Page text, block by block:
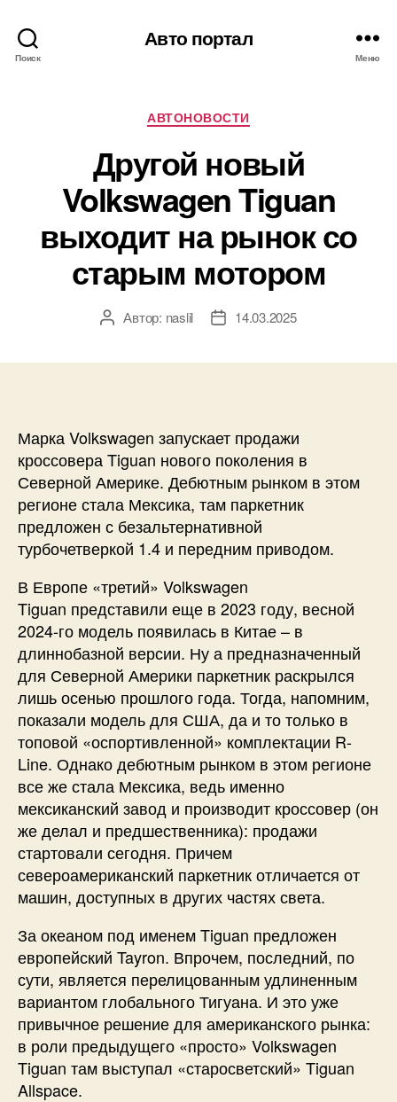
Поиск
Авто портал
Меню
Рубрики
АВТОНОВОСТИ
Другой новый
Volkswagen Tiguan
выходит на рынок со
старым мотором
АвторАвтор: naslil
Дата14.03.2025
Марка Volkswagen запускает продажи
кроссовера Tiguan нового поколения в
Северной Америке. Дебютным рынком в этом
регионе стала Мексика, там паркетник
предложен с безальтернативной
турбочетверкой 1.4 и передним приводом.
В Европе «третий» Volkswagen
Tiguan представили еще в 2023 году, весной
2024-го модель появилась в Китае – в
длиннобазной версии. Ну а предназначенный
для Северной Америки паркетник раскрылся
лишь осенью прошлого года. Тогда, напомним,
показали модель для США, да и то только в
топовой «оспортивленной» комплектации R-
Line. Однако дебютным рынком в этом регионе
все же стала Мексика, ведь именно
мексиканский завод и производит кроссовер (он
же делал и предшественника): продажи
стартовали сегодня. Причем
североамериканский паркетник отличается от
машин, доступных в других частях света.
За океаном под именем Tiguan предложен
европейский Tayron. Впрочем, последний, по
сути, является перелицованным удлиненным
вариантом глобального Тигуана. И это уже
привычное решение для американского рынка:
в роли предыдущего «просто» Volkswagen
Tiguan там выступал «старосветский» Tiguan
Allspace.